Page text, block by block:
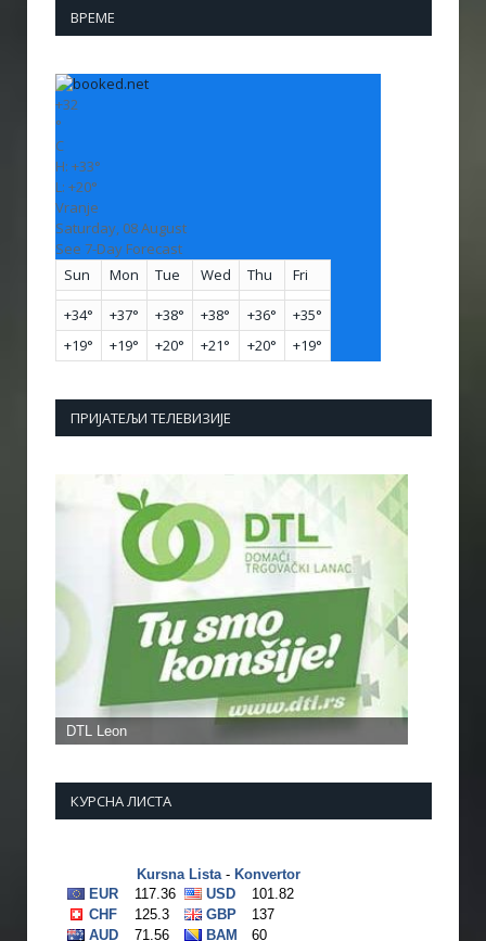
ВРЕМЕ
+32
°
C
H: +33°
L: +20°
Vranje
Saturday, 08 August
See 7-Day Forecast
Sun
Mon Tue Wed Thu Fri
+34° +37° +38° +38° +36° +35°
+19° +19° +20° +21° +20° +19°
ПРИЈАТЕЉИ ТЕЛЕВИЗИЈЕ
КУРСНА ЛИСТА